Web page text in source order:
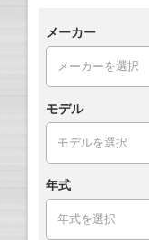
メーカー
モデル
年式